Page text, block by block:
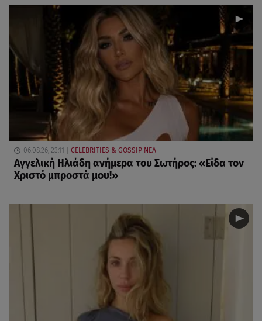
06.08.26, 23:11 CELEBRITIES & GOSSIP ΝΕΑ
Αγγελική Ηλιάδη ανήμερα του Σωτήρος: «Είδα τον
Χριστό μπροστά μου!»